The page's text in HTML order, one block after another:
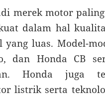
merek motor
dalam hal
luas. Model-
dan Honda CB
Honda juga
listrik serta